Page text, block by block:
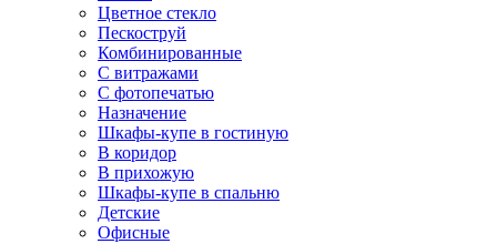
Цветное стекло
Пескоструй
Комбинированные
С витражами
С фотопечатью
Назначение
Шкафы-купе в гостиную
В коридор
В прихожую
Шкафы-купе в спальню
Детские
Офисные